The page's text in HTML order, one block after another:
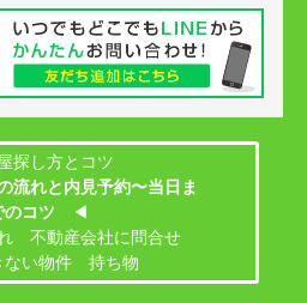
探し方とコツ
流れと内見予約〜当日ま
のコツ
◀
不動産会社に問合せ
ない物件 持ち物